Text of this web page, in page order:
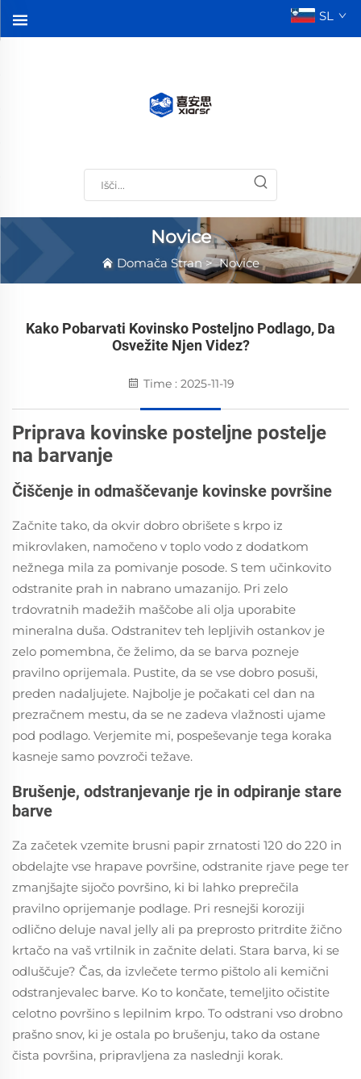
SL
Novice
Domača Stran >Novice
Kako Pobarvati Kovinsko Posteljno Podlago, Da
Osvežite Njen Videz?
Time : 2025-11-19
Priprava kovinske posteljne postelje
na barvanje
Čiščenje in odmaščevanje kovinske površine
Začnite tako, da okvir dobro obrišete s krpo iz
mikrovlaken, namočeno v toplo vodo z dodatkom
nežnega mila za pomivanje posode. S tem učinkovito
odstranite prah in nabrano umazanijo. Pri zelo
trdovratnih madežih maščobe ali olja uporabite
mineralna duša. Odstranitev teh lepljivih ostankov je
zelo pomembna, če želimo, da se barva pozneje
pravilno oprijemala. Pustite, da se vse dobro posuši,
preden nadaljujete. Najbolje je počakati cel dan na
prezračnem mestu, da se ne zadeva vlažnosti ujame
pod podlago. Verjemite mi, pospeševanje tega koraka
kasneje samo povzroči težave.
Brušenje, odstranjevanje rje in odpiranje stare
barve
Za začetek vzemite brusni papir zrnatosti 120 do 220 in
obdelajte vse hrapave površine, odstranite rjave pege ter
zmanjšajte sijočo površino, ki bi lahko preprečila
pravilno oprijemanje podlage. Pri resnejši koroziji
odlično deluje naval jelly ali pa preprosto pritrdite žično
krtačo na vaš vrtilnik in začnite delati. Stara barva, ki se
odluščuje? Čas, da izvlečete termo pištolo ali kemični
odstranjevalec barve. Ko to končate, temeljito očistite
celotno površino s lepilnim krpo. To odstrani vso drobno
prašno snov, ki je ostala po brušenju, tako da ostane
čista površina, pripravljena za naslednji korak.